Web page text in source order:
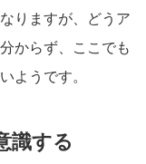
りますが、どうア
からず、ここでも
ようです。
識する